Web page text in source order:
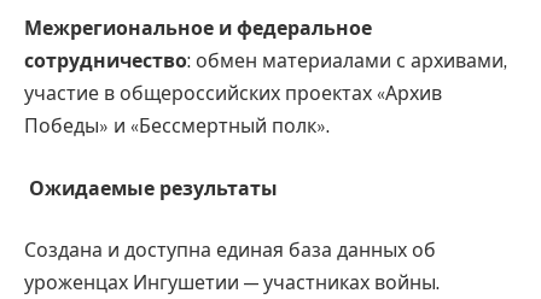
Межрегиональное и федеральное
сотрудничество: обмен материалами с архивами,
участие в общероссийских проектах «Архив
Победы» и «Бессмертный полк».
Ожидаемые результаты
Создана и доступна единая база данных об
уроженцах Ингушетии — участниках войны.